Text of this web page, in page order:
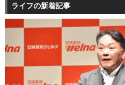
ライフの新着記事